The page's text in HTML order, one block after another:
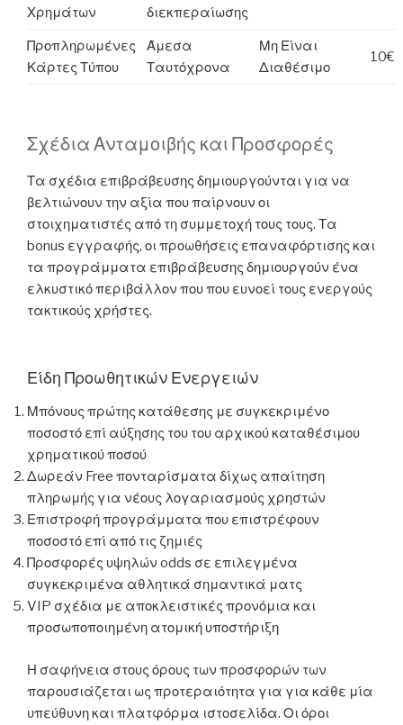
Χρημάτων
διεκπεραίωσης
Προπληρωμένες
Κάρτες Τύπου
Άμεσα
Ταυτόχρονα
Μη Είναι
Διαθέσιμο
10€
Σχέδια Ανταμοιβής και Προσφορές
Τα σχέδια επιβράβευσης δημιουργούνται για να
βελτιώνουν την αξία που παίρνουν οι
στοιχηματιστές από τη συμμετοχή τους τους. Τα
bonus εγγραφής, οι προωθήσεις επαναφόρτισης και
τα προγράμματα επιβράβευσης δημιουργούν ένα
ελκυστικό περιβάλλον που που ευνοεί τους ενεργούς
τακτικούς χρήστες.
Είδη Προωθητικών Ενεργειών
Μπόνους πρώτης κατάθεσης με συγκεκριμένο
ποσοστό επί αύξησης του του αρχικού καταθέσιμου
χρηματικού ποσού
Δωρεάν Free πονταρίσματα δίχως απαίτηση
πληρωμής για νέους λογαριασμούς χρηστών
Επιστροφή προγράμματα που επιστρέφουν
ποσοστό επί από τις ζημιές
Προσφορές υψηλών odds σε επιλεγμένα
συγκεκριμένα αθλητικά σημαντικά ματς
VIP σχέδια με αποκλειστικές προνόμια και
προσωποποιημένη ατομική υποστήριξη
Η σαφήνεια στους όρους των προσφορών των
παρουσιάζεται ως προτεραιότητα για για κάθε μία
υπεύθυνη και πλατφόρμα ιστοσελίδα. Οι όροι